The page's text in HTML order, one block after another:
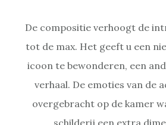
De compositie verhoogt de
tot de max. Het geeft u een
icoon te bewonderen, een
verhaal. De emoties van de
overgebracht op de kamer
schilderij een extra